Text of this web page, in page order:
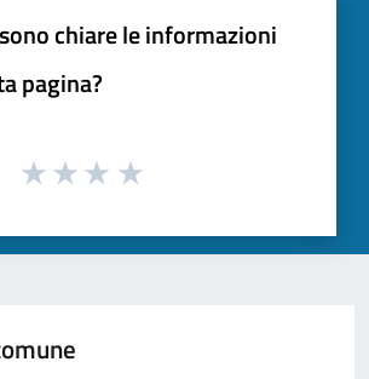
chiare le informazioni
pagina?